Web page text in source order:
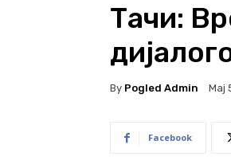
Тачи:
By Pogled Admin Мај
Facebook